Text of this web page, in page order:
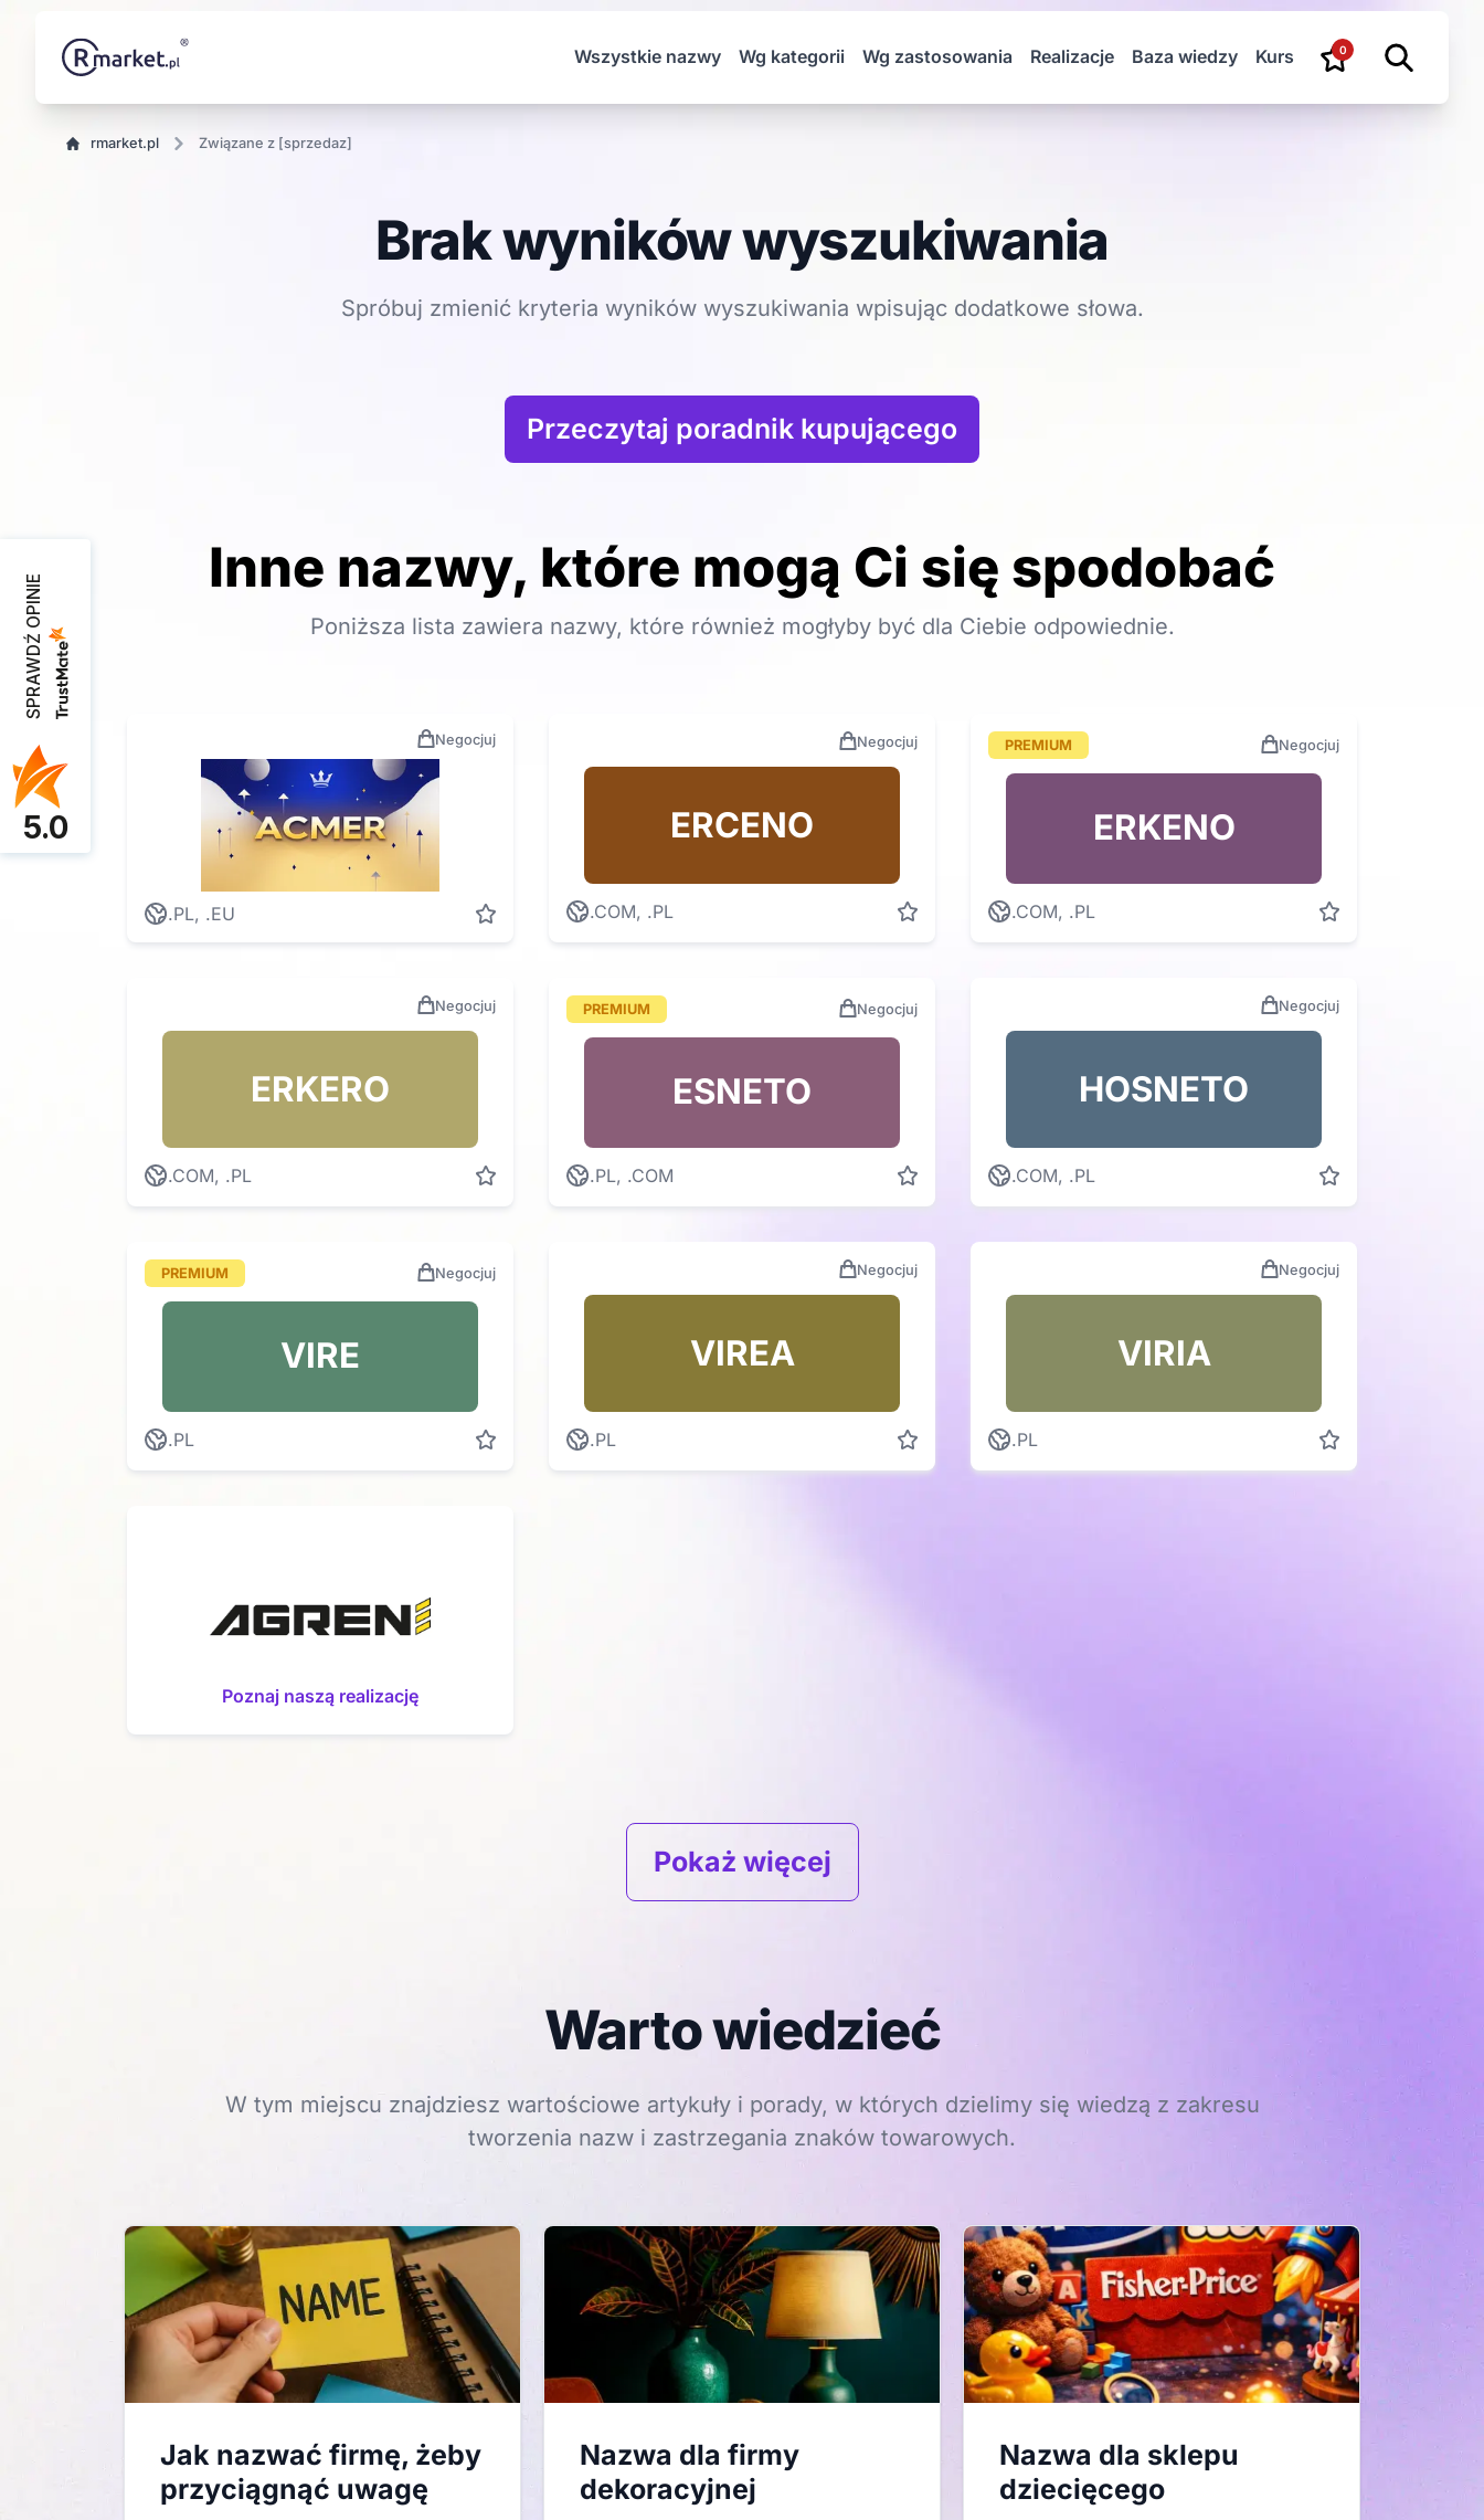
Wszystkie nazwy Wg kategorii Wg zastosowania Realizacje Baza wiedzy Kurs 0
rmarket.pl Związane z [sprzedaz]
Brak wyników wyszukiwania
Spróbuj zmienić kryteria wyników wyszukiwania wpisując dodatkowe słowa.
Przeczytaj poradnik kupującego
Inne nazwy, które mogą Ci się spodobać
Poniższa lista zawiera nazwy, które również mogłyby być dla Ciebie odpowiednie.
Negocjuj
.PL, .EU
Negocjuj
ERCENO
.COM, .PL
PREMIUM Negocjuj
ERKENO
.COM, .PL
Negocjuj
ERKERO
.COM, .PL
PREMIUM Negocjuj
ESNETO
.PL, .COM
Negocjuj
HOSNETO
.COM, .PL
PREMIUM Negocjuj
VIRE
.PL
Negocjuj
VIREA
.PL
Negocjuj
VIRIA
.PL
Poznaj naszą realizację
Pokaż więcej
Warto wiedzieć
W tym miejscu znajdziesz wartościowe artykuły i porady, w których dzielimy się wiedzą z zakresu
tworzenia nazw i zastrzegania znaków towarowych.
Jak nazwać firmę, żeby
przyciągnąć uwagę
Nazwa dla firmy
dekoracyjnej
Nazwa dla sklepu
dziecięcego
SPRAWDŹ OPINIE
5.0